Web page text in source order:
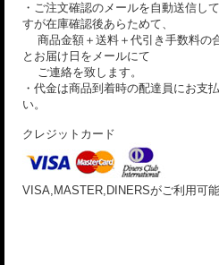
・ご注文確認のメールを自動送信し
すが在庫確認後あらためて、
商品金額＋送料＋代引き手数料の
とお届け日をメールにて
ご連絡を致します。
・代金は商品到着時の配達員にお支
い。
クレジットカード
VISA,MASTER,DINERSがご利用可能